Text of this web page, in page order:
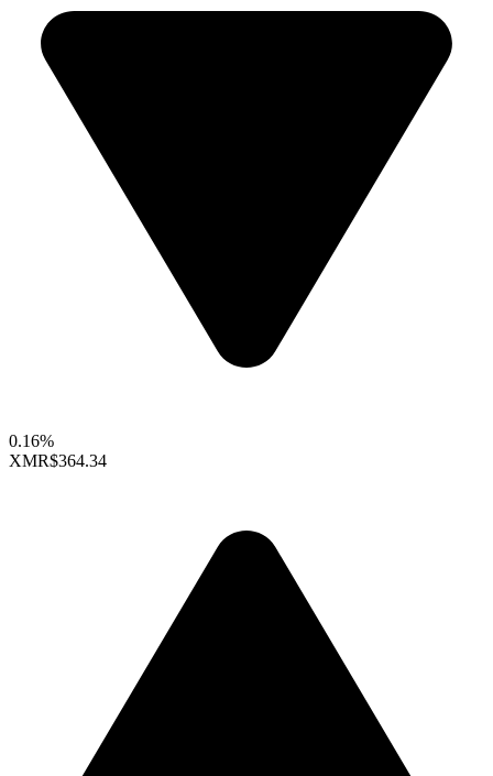
0.16%
XMR$364.34